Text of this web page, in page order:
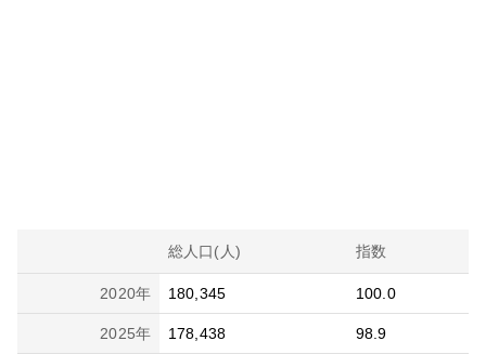
総人口(人) 指数
2020年 180,345 100.0
2025年 178,438 98.9